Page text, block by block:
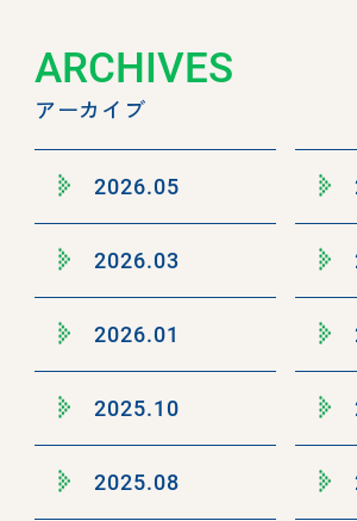
ARCHIVES
アーカイブ
2026.05
2026.03
2026.01
2025.10
2025.08